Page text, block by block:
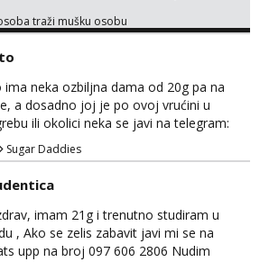
u diskreciji, vjerovatno ćemo si
nisam zainteresirana za one and
susrete. Ako se nalaziš u ovome, javi
na WhatsApp sa nečime o sebi i tome
seksualno za daljnji d...
traži mušku osobu
ima neka ozbiljna dama od 20g pa na
a dosadno joj je po ovoj vrućini u
ili okolici neka se javi na telegram:
ili na viber 099 674 2553.
Sugar Daddies
imam 21g i trenutno studiram u
, Ako se zelis zabavit javi mi se na
upp na broj 097 606 2806 Nudim